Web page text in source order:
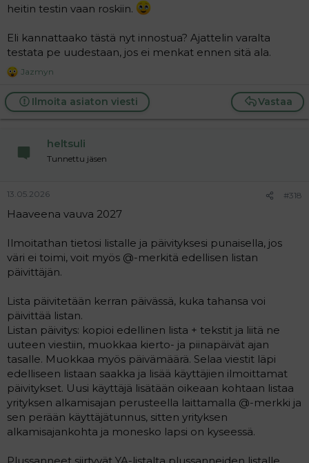
heitin testin vaan roskiin.
Eli kannattaako tästä nyt innostua? Ajattelin varalta
testata pe uudestaan, jos ei menkat ennen sitä ala.
R
a
c
t
Jazmyn
Vastaa
Ilmoita asiaton viesti
heltsuli
Tunnettu jäsen
13.05.2026 #318
Haaveena vauva 2027
Ilmoitathan tietosi listalle ja päivityksesi punaisella, jos
väri ei toimi, voit myös @-merkitä edellisen listan
päivittäjän.
Lista päivitetään kerran päivässä, kuka tahansa voi
päivittää listan.
Listan päivitys: kopioi edellinen lista + tekstit ja liitä ne
uuteen viestiin, muokkaa kierto- ja piinapäivät ajan
tasalle. Muokkaa myös päivämäärä. Selaa viestit läpi
edelliseen listaan saakka ja lisää käyttäjien ilmoittamat
päivitykset. Uusi käyttäjä lisätään oikeaan kohtaan listaa
yrityksen alkamisajan perusteella laittamalla @-merkki ja
sen perään käyttäjätunnus, sitten yrityksen
alkamisajankohta ja monesko lapsi on kyseessä.